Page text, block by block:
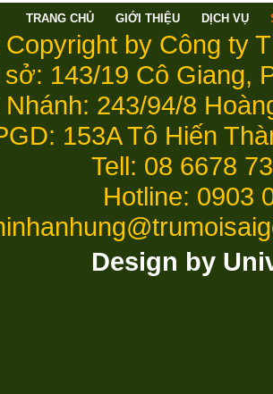
TRANG CHỦ GIỚI THIỆU DỊCH VỤ
Copyright by Công ty
sở: 143/19 Cô Giang,
Nhánh: 243/94/8
153A Tô Hiến
Tell: 08 6678
Hotline: 0903
Design by